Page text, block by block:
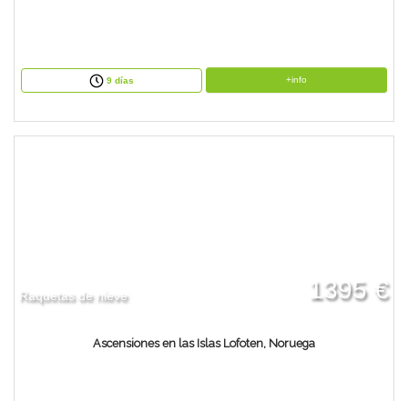
9 días +info
Raquetas de nieve 1395 €
Ascensiones en las Islas Lofoten, Noruega